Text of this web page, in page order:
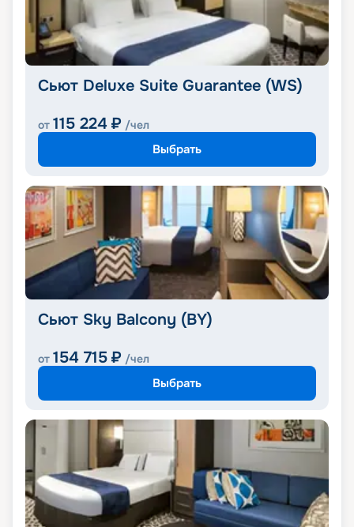
Сьют Deluxe Suite Guarantee (WS)
от 115 224 ₽ /чел
Выбрать
Сьют Sky Balcony (BY)
от 154 715 ₽ /чел
Выбрать